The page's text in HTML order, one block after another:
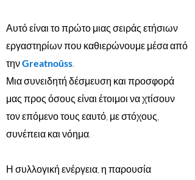
Αυτό είναι το πρώτο μιας σειράς ετήσιων
εργαστηρίων που καθιερώνουμε μέσα από
τηνGreatnoûss.
Μια συνειδητή δέσμευση και προσφορά
μας προς όσους είναι έτοιμοι να χτίσουν
τον επόμενο τους εαυτό, με στόχους,
συνέπεια και νόημα.
Η συλλογική ενέργεια, η παρουσία